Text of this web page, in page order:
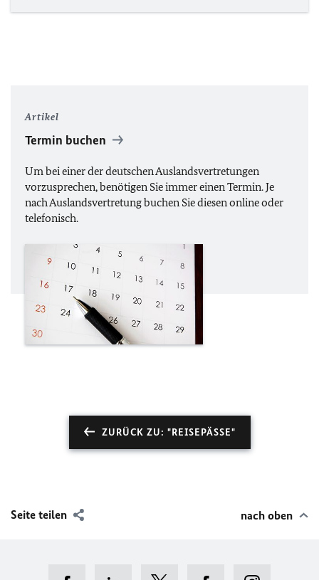
Artikel
Termin buchen
Um bei einer der deutschen Auslandsvertretungen
vorzusprechen, benötigen Sie immer einen Termin. Je
nach Auslandsvertretung buchen Sie diesen online oder
telefonisch.
ZURÜCK ZU: "REISEPÄSSE"
Seite teilen nach oben